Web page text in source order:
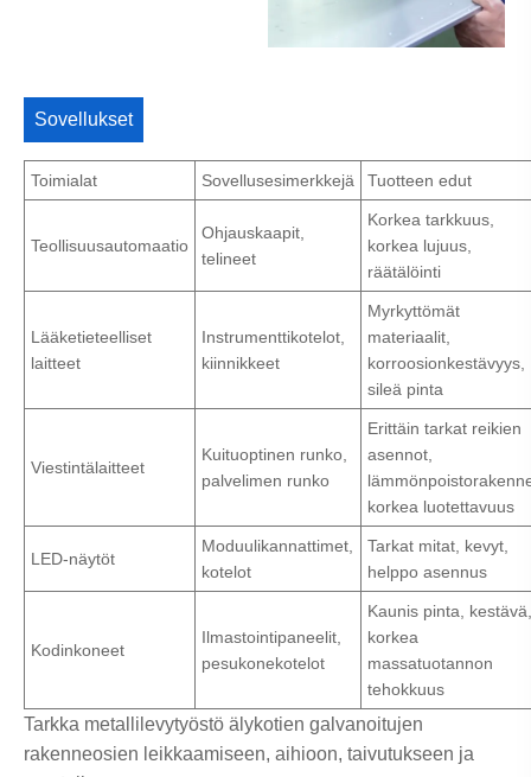
Sovellukset
Toimialat Sovellusesimerkkejä Tuotteen edut
Teollisuusautomaatio
Ohjauskaapit,
telineet
Korkea tarkkuus,
korkea lujuus,
räätälöinti
Lääketieteelliset
laitteet
Instrumenttikotelot,
kiinnikkeet
Myrkyttömät
materiaalit,
korroosionkestävyys,
sileä pinta
Viestintälaitteet
Kuituoptinen runko,
palvelimen runko
Erittäin tarkat reikien
asennot,
korkea luotettavuus
LED-näytöt
Moduulikannattimet,
kotelot
Tarkat mitat, kevyt,
helppo asennus
Kodinkoneet
Ilmastointipaneelit,
pesukonekotelot
Kaunis pinta, kestävä,
korkea
massatuotannon
tehokkuus
Tarkka metallilevytyöstö älykotien galvanoitujen
rakenneosien leikkaamiseen, aihioon, taivutukseen ja